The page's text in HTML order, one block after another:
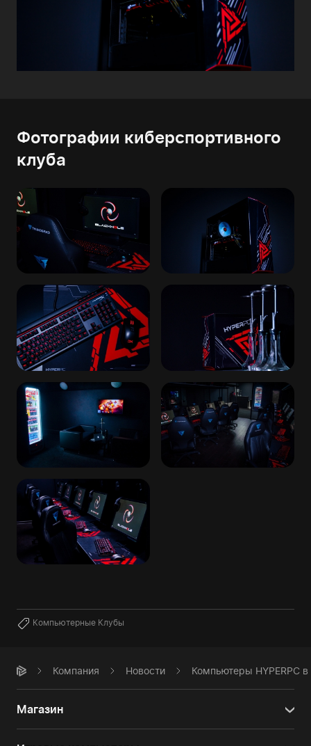
Фотографии киберспортивного
клуба
Компьютерные Клубы
Компания Новости Компьютеры HYPERPC
Магазин